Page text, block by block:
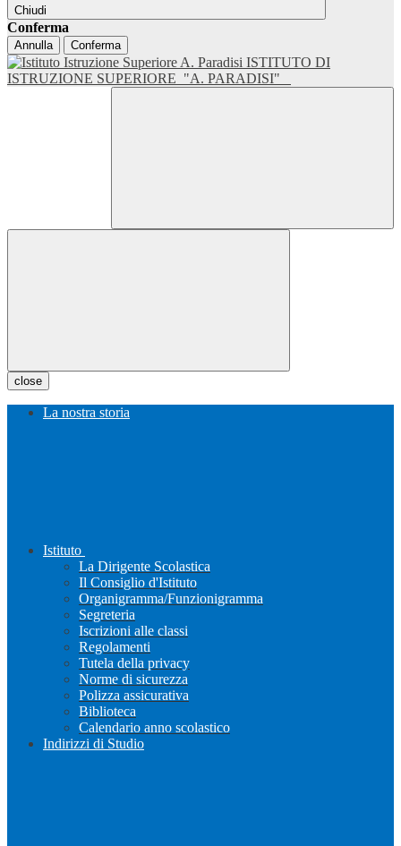
Chiudi
Conferma
Annulla Conferma
ISTITUTO DI
ISTRUZIONE SUPERIORE "A. PARADISI"
close
La nostra storia
Istituto
La Dirigente Scolastica
Il Consiglio d'Istituto
Organigramma/Funzionigramma
Segreteria
Iscrizioni alle classi
Regolamenti
Tutela della privacy
Norme di sicurezza
Polizza assicurativa
Biblioteca
Calendario anno scolastico
Indirizzi di Studio